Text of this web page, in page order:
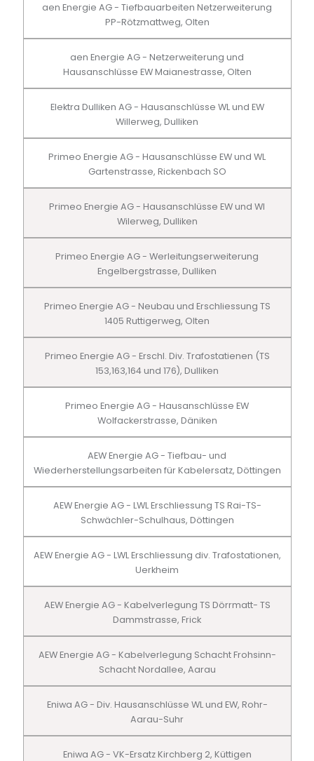
aen Energie AG - Tiefbauarbeiten Netzerweiterung
PP-Rötzmattweg, Olten
aen Energie AG - Netzerweiterung und
Hausanschlüsse EW Maianestrasse, Olten
Elektra Dulliken AG - Hausanschlüsse WL und EW
Willerweg, Dulliken
Primeo Energie AG - Hausanschlüsse EW und WL
Gartenstrasse, Rickenbach SO
Primeo Energie AG - Hausanschlüsse EW und Wl
Wilerweg, Dulliken
Primeo Energie AG - Werleitungserweiterung
Engelbergstrasse, Dulliken
Primeo Energie AG - Neubau und Erschliessung TS
1405 Ruttigerweg, Olten
Primeo Energie AG - Erschl. Div. Trafostatienen (TS
153,163,164 und 176), Dulliken
Primeo Energie AG - Hausanschlüsse EW
Wolfackerstrasse, Däniken
AEW Energie AG - Tiefbau- und
Wiederherstellungsarbeiten für Kabelersatz, Döttingen
AEW Energie AG - LWL Erschliessung TS Rai-TS-
Schwächler-Schulhaus, Döttingen
AEW Energie AG - LWL Erschliessung div. Trafostationen,
Uerkheim
AEW Energie AG - Kabelverlegung TS Dörrmatt- TS
Dammstrasse, Frick
AEW Energie AG - Kabelverlegung Schacht Frohsinn-
Schacht Nordallee, Aarau
Eniwa AG - Div. Hausanschlüsse WL und EW, Rohr-
Aarau-Suhr
Eniwa AG - VK-Ersatz Kirchberg 2, Küttigen